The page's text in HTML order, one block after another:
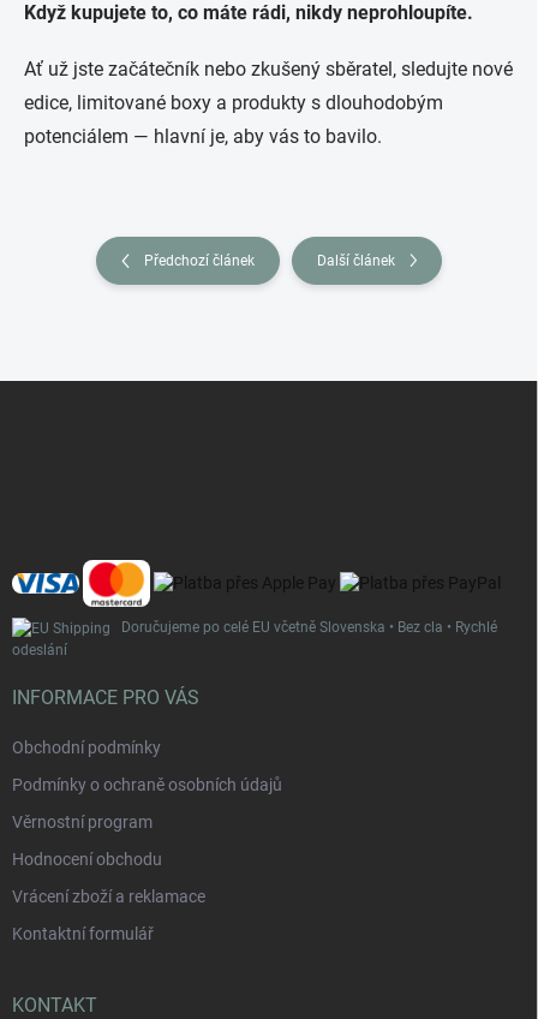
Když kupujete to, co máte rádi, nikdy neprohloupíte.
Ať už jste začátečník nebo zkušený sběratel, sledujte nové
edice, limitované boxy a produkty s dlouhodobým
potenciálem — hlavní je, aby vás to bavilo.
Předchozí článek Další článek
Doručujeme po celé EU včetně Slovenska • Bez cla • Rychlé
odeslání
INFORMACE PRO VÁS
Obchodní podmínky
Podmínky o ochraně osobních údajů
Věrnostní program
Hodnocení obchodu
Vrácení zboží a reklamace
Kontaktní formulář
KONTAKT